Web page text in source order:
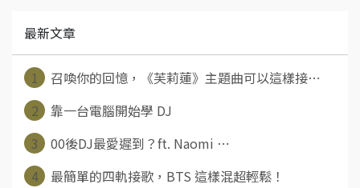
最新文章
1
召喚你的回憶，《芙莉蓮》主題曲可以這樣接⋯
2
靠一台電腦開始學 DJ
3
00後DJ最愛遲到？ft. Naomi ⋯
4
最簡單的四軌接歌，BTS 這樣混超輕鬆！